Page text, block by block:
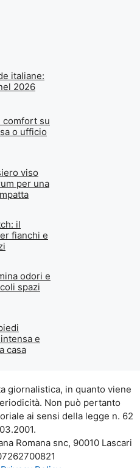
italiane:
2026
comfort su
o ufficio
viso
per una
il
fianchi e
odori e
spazi
e
casa
giornalistica, in quanto viene
Non può pertanto
ai sensi della legge n. 62
Romana snc, 90010 Lascari